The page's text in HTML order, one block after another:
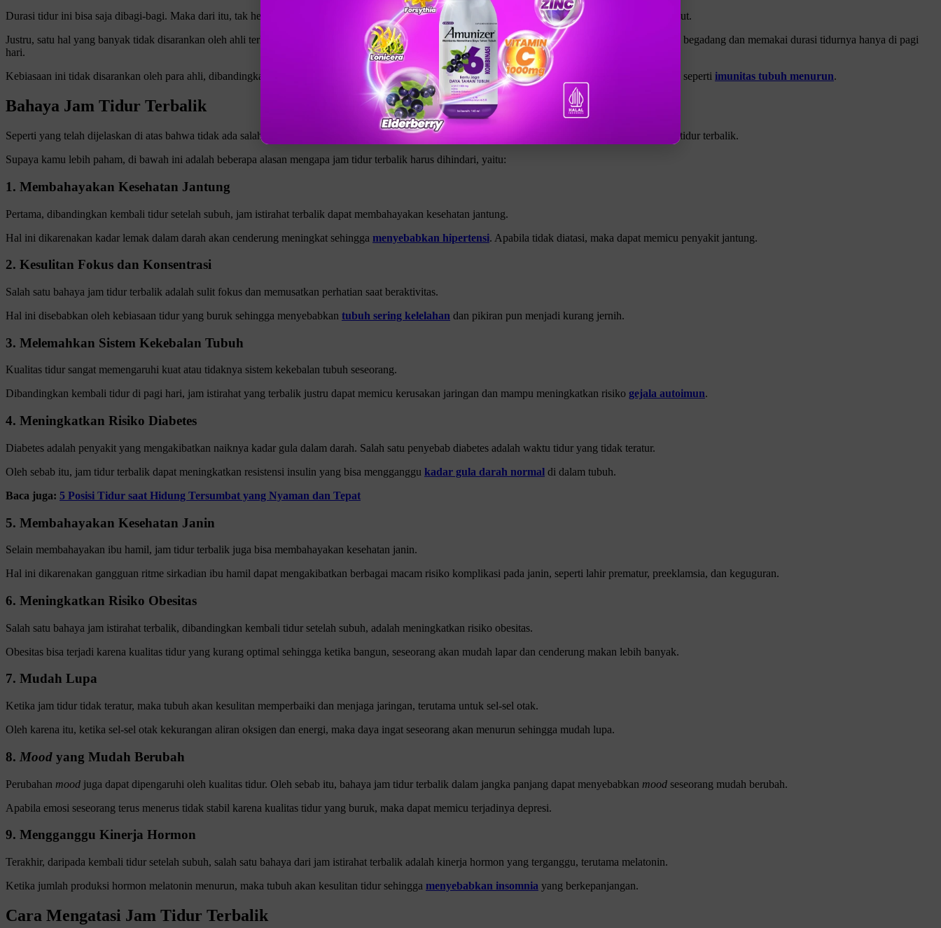
Klik gambar untuk lihat produk unggulan kami
Durasi tidur ini bisa saja dibagi-bagi. Maka dari itu, tak heran apabila banyak orang yang kembali tidur setelah subuh untuk memaksimalkan durasi tersebut.
Justru, satu hal yang banyak tidak disarankan oleh ahli terkait waktu dan durasi tidur adalah jam istirahat yang terbalik. Banyak orang yang lebih memilih begadang dan memakai durasi tidurnya hanya di pagi
hari.
Kebiasaan ini tidak disarankan oleh para ahli, dibandingkan kembali tidur setelah subuh, karena dapat memberikan dampak negatif bagi kesehatan tubuh, seperti imunitas tubuh menurun.
Bahaya Jam Tidur Terbalik
Seperti yang telah dijelaskan di atas bahwa tidak ada salahnya untuk kembali tidur setelah subuh. Sebaliknya, kebiasaan yang harus dihindari adalah jam tidur terbalik.
Supaya kamu lebih paham, di bawah ini adalah beberapa alasan mengapa jam tidur terbalik harus dihindari, yaitu:
1. Membahayakan Kesehatan Jantung
Pertama, dibandingkan kembali tidur setelah subuh, jam istirahat terbalik dapat membahayakan kesehatan jantung.
Hal ini dikarenakan kadar lemak dalam darah akan cenderung meningkat sehingga menyebabkan hipertensi. Apabila tidak diatasi, maka dapat memicu penyakit jantung.
2. Kesulitan Fokus dan Konsentrasi
Salah satu bahaya jam tidur terbalik adalah sulit fokus dan memusatkan perhatian saat beraktivitas.
Hal ini disebabkan oleh kebiasaan tidur yang buruk sehingga menyebabkan tubuh sering kelelahan dan pikiran pun menjadi kurang jernih.
3. Melemahkan Sistem Kekebalan Tubuh
Kualitas tidur sangat memengaruhi kuat atau tidaknya sistem kekebalan tubuh seseorang.
Dibandingkan kembali tidur di pagi hari, jam istirahat yang terbalik justru dapat memicu kerusakan jaringan dan mampu meningkatkan risiko gejala autoimun.
4. Meningkatkan Risiko Diabetes
Diabetes adalah penyakit yang mengakibatkan naiknya kadar gula dalam darah. Salah satu penyebab diabetes adalah waktu tidur yang tidak teratur.
Oleh sebab itu, jam tidur terbalik dapat meningkatkan resistensi insulin yang bisa mengganggu kadar gula darah normal di dalam tubuh.
Baca juga: 5 Posisi Tidur saat Hidung Tersumbat yang Nyaman dan Tepat
5. Membahayakan Kesehatan Janin
Selain membahayakan ibu hamil, jam tidur terbalik juga bisa membahayakan kesehatan janin.
Hal ini dikarenakan gangguan ritme sirkadian ibu hamil dapat mengakibatkan berbagai macam risiko komplikasi pada janin, seperti lahir prematur, preeklamsia, dan keguguran.
6. Meningkatkan Risiko Obesitas
Salah satu bahaya jam istirahat terbalik, dibandingkan kembali tidur setelah subuh, adalah meningkatkan risiko obesitas.
Obesitas bisa terjadi karena kualitas tidur yang kurang optimal sehingga ketika bangun, seseorang akan mudah lapar dan cenderung makan lebih banyak.
7. Mudah Lupa
Ketika jam tidur tidak teratur, maka tubuh akan kesulitan memperbaiki dan menjaga jaringan, terutama untuk sel-sel otak.
Oleh karena itu, ketika sel-sel otak kekurangan aliran oksigen dan energi, maka daya ingat seseorang akan menurun sehingga mudah lupa.
8. Mood yang Mudah Berubah
Perubahan mood juga dapat dipengaruhi oleh kualitas tidur. Oleh sebab itu, bahaya jam tidur terbalik dalam jangka panjang dapat menyebabkan mood seseorang mudah berubah.
Apabila emosi seseorang terus menerus tidak stabil karena kualitas tidur yang buruk, maka dapat memicu terjadinya depresi.
9. Mengganggu Kinerja Hormon
Terakhir, daripada kembali tidur setelah subuh, salah satu bahaya dari jam istirahat terbalik adalah kinerja hormon yang terganggu, terutama melatonin.
Ketika jumlah produksi hormon melatonin menurun, maka tubuh akan kesulitan tidur sehingga menyebabkan insomnia yang berkepanjangan.
Cara Mengatasi Jam Tidur Terbalik